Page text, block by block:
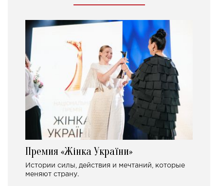
Премия «Жінка України»
Истории силы, действия и мечтаний, которые
меняют страну.